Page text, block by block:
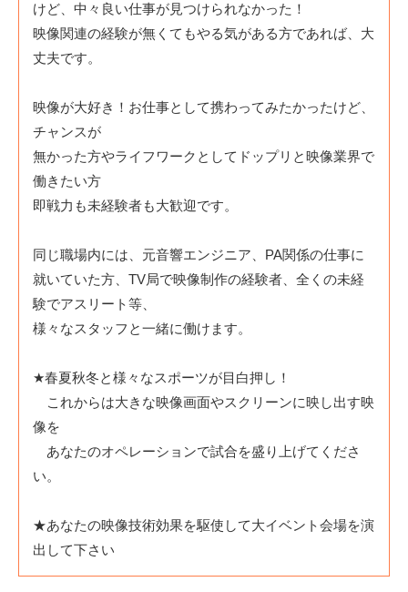
けど、中々良い仕事が見つけられなかった！
映像関連の経験が無くてもやる気がある方であれば、大
丈夫です。
映像が大好き！お仕事として携わってみたかったけど、
チャンスが
無かった方やライフワークとしてドップリと映像業界で
働きたい方
即戦力も未経験者も大歓迎です。
同じ職場内には、元音響エンジニア、PA関係の仕事に
就いていた方、TV局で映像制作の経験者、全くの未経
験でアスリート等、
様々なスタッフと一緒に働けます。
★春夏秋冬と様々なスポーツが目白押し！
これからは大きな映像画面やスクリーンに映し出す映
像を
あなたのオペレーションで試合を盛り上げてくださ
い。
★あなたの映像技術効果を駆使して大イベント会場を演
出して下さい